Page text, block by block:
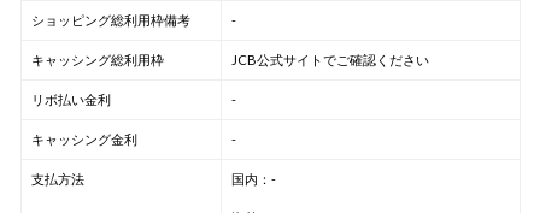
ショッピング総利用枠備考 -
キャッシング総利用枠 JCB公式サイトでご確認ください
リボ払い金利 -
キャッシング金利 -
支払方法 国内：-